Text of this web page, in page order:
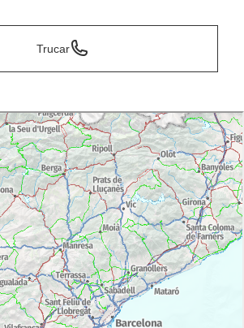
Trucar